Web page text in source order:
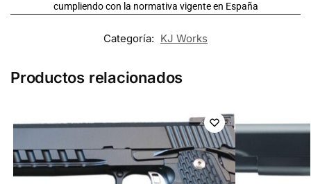
cumpliendo con la normativa vigente en España
Categoría: KJ Works
Productos relacionados